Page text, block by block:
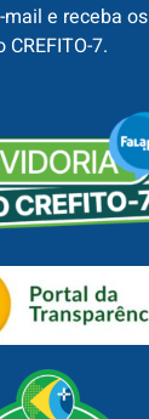
e receba os
7.